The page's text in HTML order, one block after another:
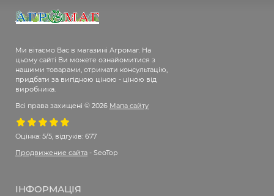
Ми вітаємо Вас в магазині Агромаг. На
цьому сайті Ви можете ознайомитися з
нашими товарами, отримати консультацію,
придбати за вигідною ціною - ціною від
виробника.
Всі права захищені © 2026 Мапа сайту
Оцінка: 5/5, відгуків: 677
Продвижение сайта - SeoTop
ІНФОРМАЦІЯ